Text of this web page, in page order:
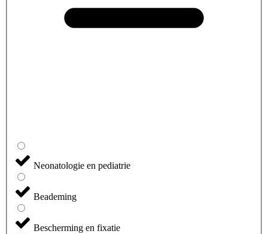
Neonatologie en pediatrie
Beademing
Bescherming en fixatie